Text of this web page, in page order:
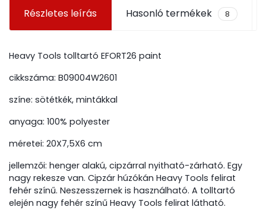
Részletes leírás Hasonló termékek 8
Heavy Tools tolltartó EFORT26 paint
cikkszáma: B09004W2601
színe: sötétkék, mintákkal
anyaga: 100% polyester
méretei: 20X7,5X6 cm
jellemzői: henger alakú, cipzárral nyitható-zárható. Egy
nagy rekesze van. Cipzár húzókán Heavy Tools felirat
fehér színű. Neszesszernek is használható. A tolltartó
elején nagy fehér színű Heavy Tools felirat látható.